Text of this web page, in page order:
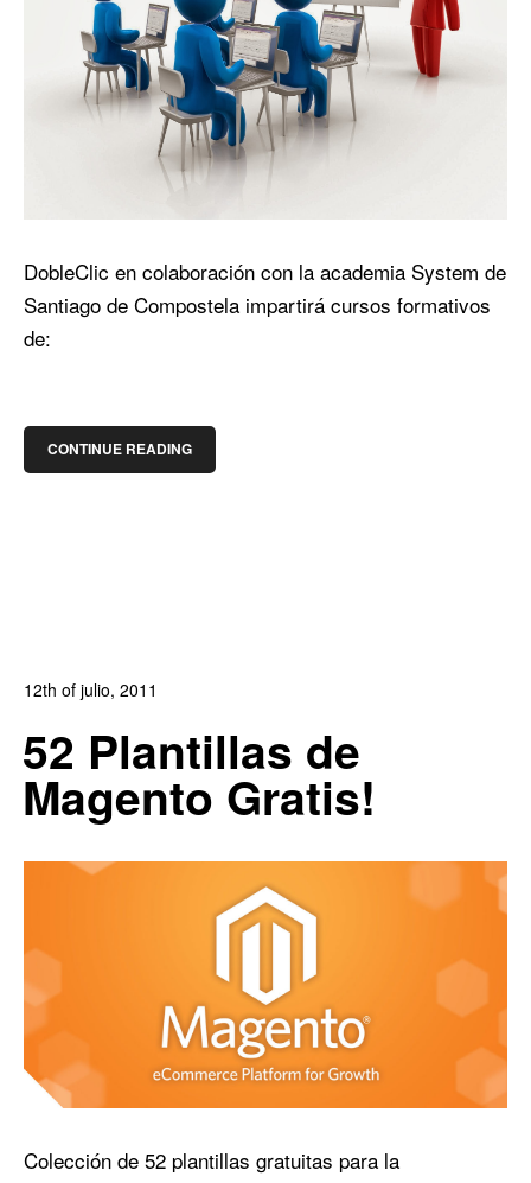
DobleClic en colaboración con la academia System de
Santiago de Compostela impartirá cursos formativos
de:
CONTINUE READING
12th of julio, 2011
0
1
52 Plantillas de
Magento Gratis!
Colección de 52 plantillas gratuitas para la